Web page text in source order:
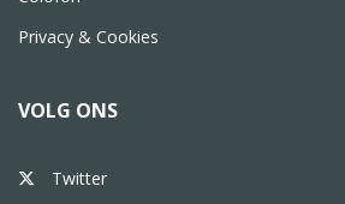
Privacy & Cookies
VOLG ONS
Twitter